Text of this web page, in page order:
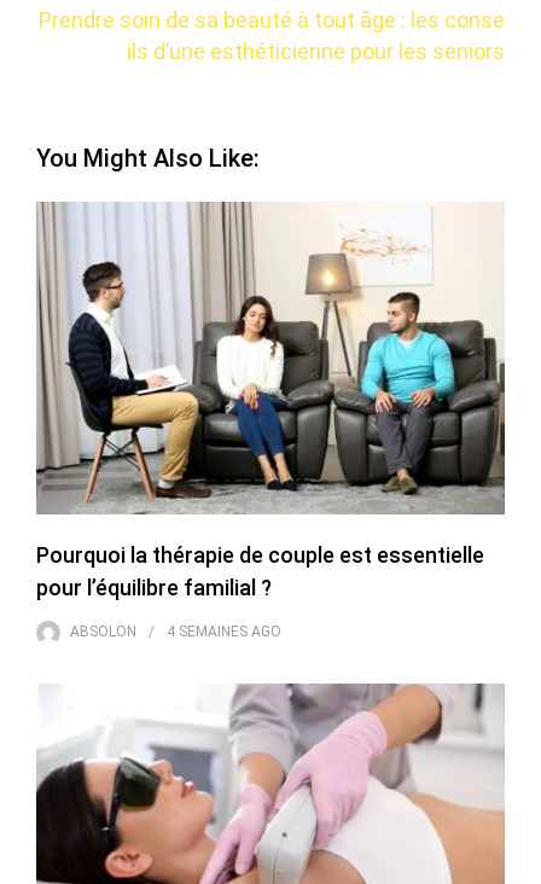
Prendre soin de sa beauté à tout âge : les conse
ils d’une esthéticienne pour les seniors
You Might Also Like:
Pourquoi la thérapie de couple est essentielle
pour l’équilibre familial ?
ABSOLON 4 SEMAINES AGO